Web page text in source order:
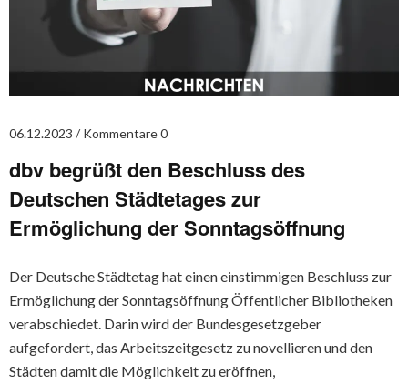
06.12.2023 Kommentare 0
dbv begrüßt den Beschluss des
Deutschen Städtetages zur
Ermöglichung der Sonntagsöffnung
Der Deutsche Städtetag hat einen einstimmigen Beschluss zur
Ermöglichung der Sonntagsöffnung Öffentlicher Bibliotheken
verabschiedet. Darin wird der Bundesgesetzgeber
aufgefordert, das Arbeitszeitgesetz zu novellieren und den
Städten damit die Möglichkeit zu eröffnen,